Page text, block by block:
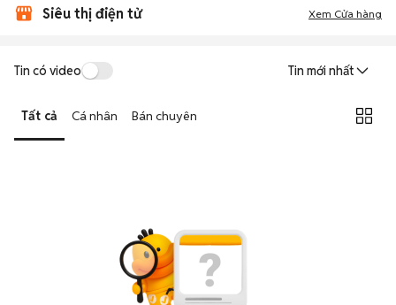
Siêu thị điện tử Xem Cửa hàng
Tin có video Tin mới nhất
Tất cả Cá nhân Bán chuyên